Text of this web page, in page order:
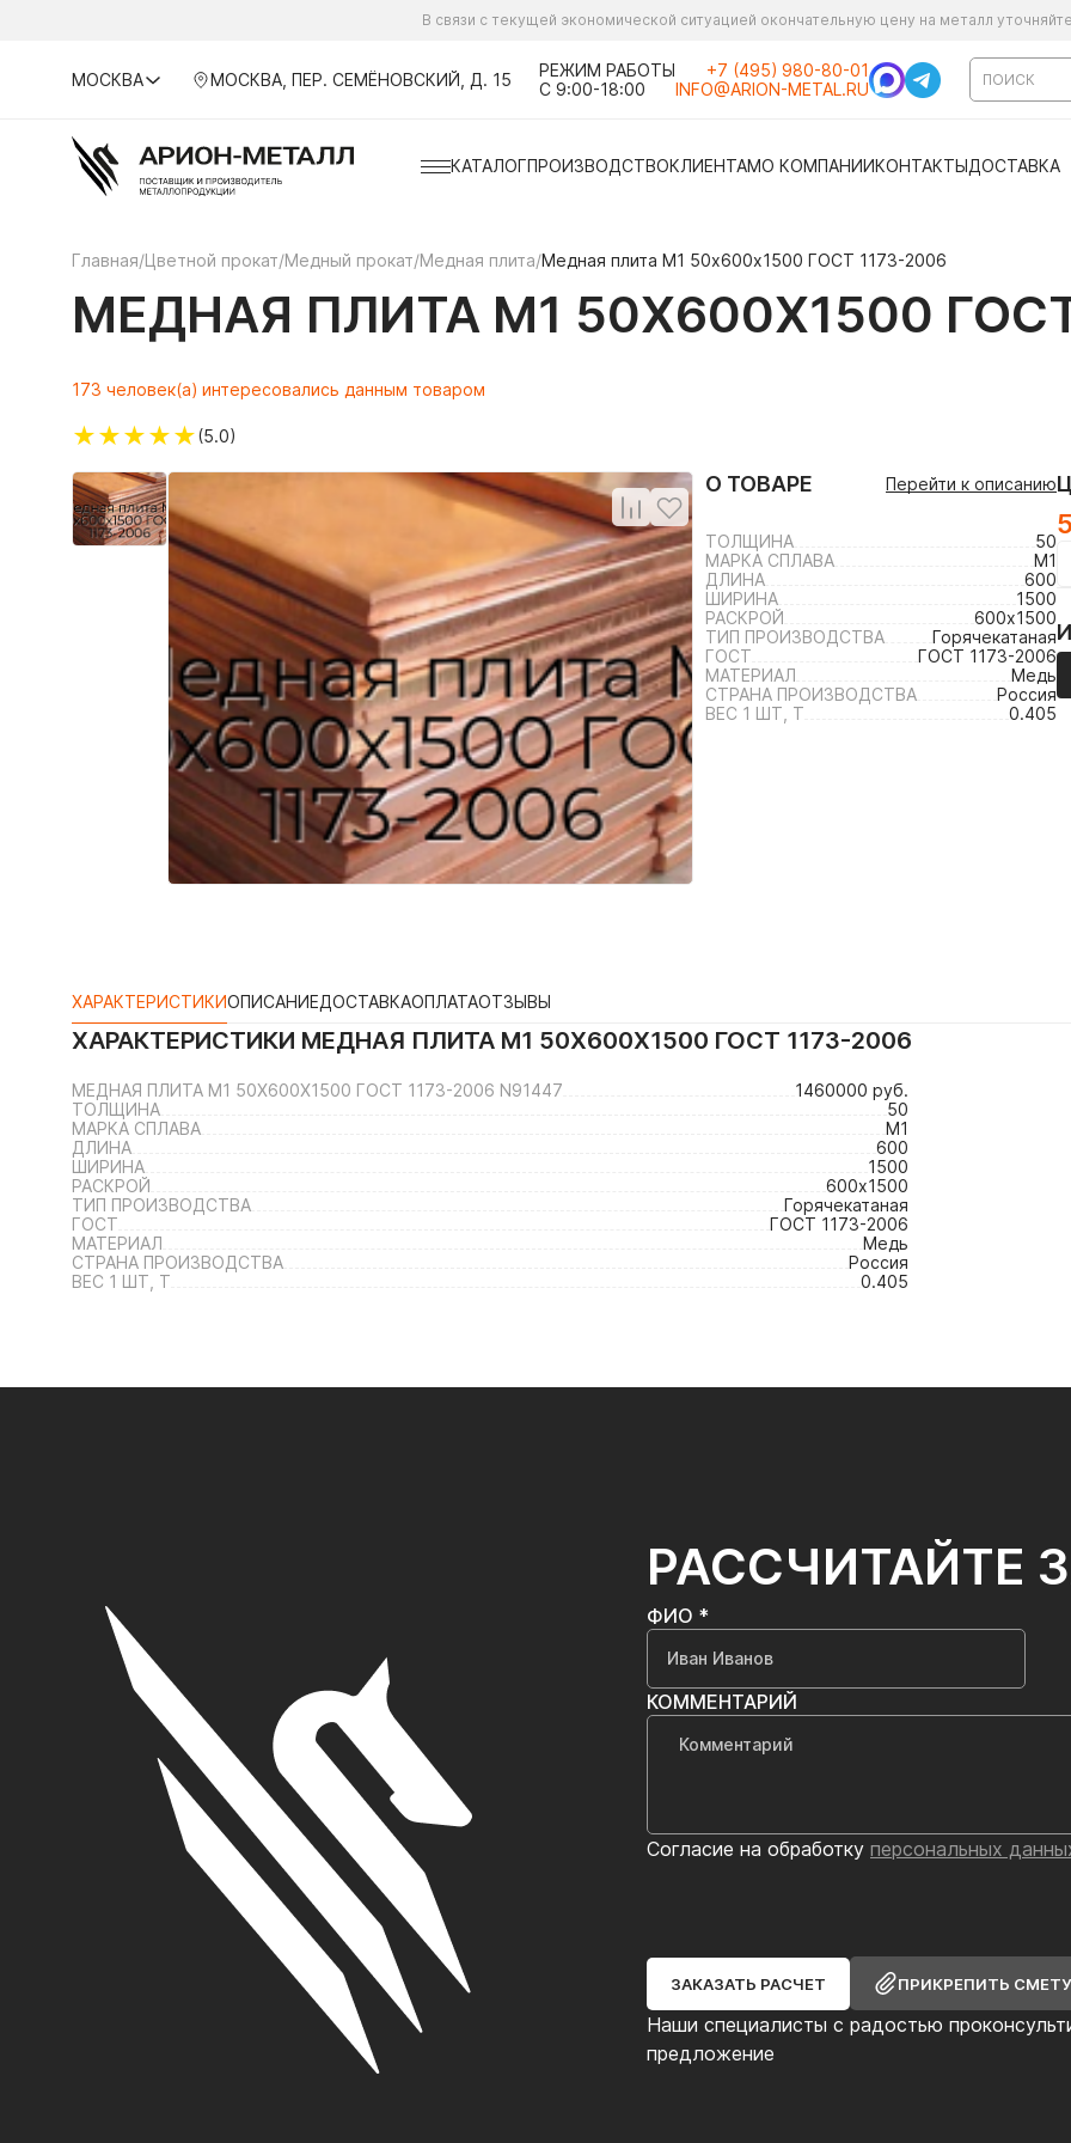
В связи с текущей экономической ситуацией окончательную цену на металл
МОСКВА МОСКВА, ПЕР. СЕМЁНОВСКИЙ, Д. 15
РЕЖИМ РАБОТЫ
С 9:00-18:00
+7 (495) 980-80-01
INFO@ARION-METAL.RU
КАТАЛОГПРОИЗВОДСТВОКЛИЕНТАМО КОМПАНИИКОНТАКТЫДОСТАВКА
Главная/Цветной прокат/Медный прокат/Медная плита/Медная плита М1 50x600х1500 ГОСТ 1173-2006
МЕДНАЯ ПЛИТА М1 50X600Х1500
173 человек(а) интересовались данным товаром
★★★★★(5.0)
О ТОВАРЕ Перейти к описанию
ТОЛЩИНА
50
МАРКА СПЛАВА
М1
ДЛИНА
600
ШИРИНА
1500
РАСКРОЙ
600х1500
ТИП ПРОИЗВОДСТВА
Горячекатаная
ГОСТ
ГОСТ 1173-2006
МАТЕРИАЛ
Медь
СТРАНА ПРОИЗВОДСТВА
Россия
ВЕС 1 ШТ, Т
0.405
ХАРАКТЕРИСТИКИОПИСАНИЕДОСТАВКАОПЛАТАОТЗЫВЫ
ХАРАКТЕРИСТИКИ МЕДНАЯ ПЛИТА М1 50X600Х1500 ГОСТ 1173-2006
МЕДНАЯ ПЛИТА М1 50X600Х1500 ГОСТ 1173-2006 N91447
1460000 руб.
ТОЛЩИНА
50
МАРКА СПЛАВА
М1
ДЛИНА
600
ШИРИНА
1500
РАСКРОЙ
600х1500
ТИП ПРОИЗВОДСТВА
Горячекатаная
ГОСТ
ГОСТ 1173-2006
МАТЕРИАЛ
Медь
СТРАНА ПРОИЗВОДСТВА
Россия
ВЕС 1 ШТ, Т
0.405
РАССЧИТАЙТЕ
Наши специалисты с радостью
предложение
ФИО *
КОММЕНТАРИЙ
Согласие на обработку персональных
ЗАКАЗАТЬ РАСЧЕТ ПРИКРЕПИТЬ СМЕТУ